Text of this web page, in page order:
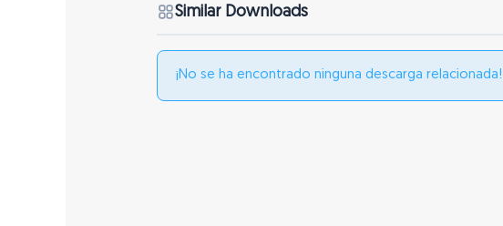
Similar Downloads
¡No se ha encontrado ninguna descarga relacionada!